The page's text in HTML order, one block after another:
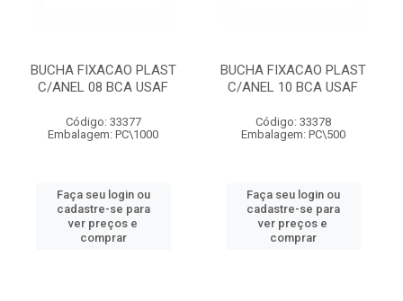
BUCHA FIXACAO PLAST
C/ANEL 08 BCA USAF
Código: 33377
Embalagem: PC\1000
Faça seu login ou
cadastre-se para
ver preços e
comprar
BUCHA FIXACAO PLAST
C/ANEL 10 BCA USAF
Código: 33378
Embalagem: PC\500
Faça seu login ou
cadastre-se para
ver preços e
comprar